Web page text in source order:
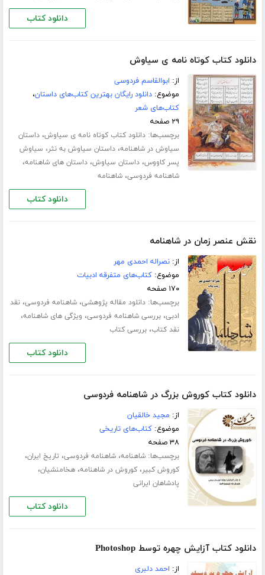
دانلود کتاب
دانلود کتاب کوتاه نامه ی سیاوش
از: ابوالقاسم فردوسی
موضوع:دانلود رایگان بهترین کتاب‌های داستان،
کتاب‌های شعر
۲۹ صفحه
برچسب‌ها:دانلود کتاب کوتاه نامه ی سیاوش،داستان
سیاوش در شاهنامه،داستان سیاوش به نثر، سیاوش
پسر کاووس،داستان سیاوش،داستان های شاهنامه،
شاهنامه فردوسی،شاهنامه
دانلود کتاب
نقش عنصر زمان در شاهنامه
از:نصراله احمدی مهر
موضوع:کتاب‌های متفرقه ادبیات
۱۷۰ صفحه
برچسب‌ها:دانلود مقاله پژوهشی،شاهنامه فردوسی،نقد
ادبی،بررسی شاهنامه فردوسی، ویژگی های شاهنامه،
نقد کتاب،بررسی کتاب
دانلود کتاب
دانلود کتاب کوروش بزرگ در شاهنامه فردوسی
از: مجید خالقیان
موضوع:کتاب‌های تاریخی
۳۸ صفحه
برچسب‌ها:شاهنامه،شاهنامه فردوسی، تاریخ ایران،
کوروش کبیر،کوروش در شاهنامه،هخامنشیان،
پادشاهان ایرانی
دانلود کتاب
دانلود کتاب آزایش چهره توسط Photoshop
از: احمد دلبری